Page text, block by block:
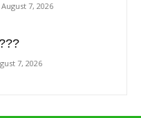
August 7, 2026
7, 2026